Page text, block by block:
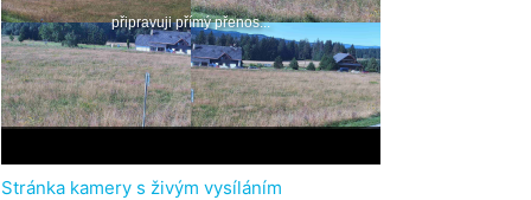
Stránka kamery s živým vysíláním